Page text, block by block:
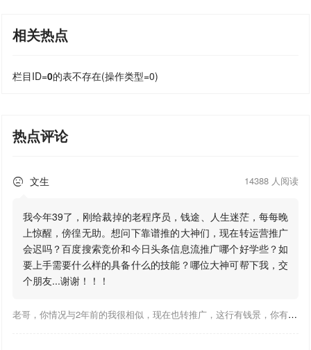
相关热点
栏目ID=0的表不存在(操作类型=0)
热点评论
 文生 14388 人阅读
我今年39了，刚给裁掉的老程序员，钱途、人生迷茫，每每晚
上惊醒，傍徨无助。想问下靠谱推的大神们，现在转运营推广
会迟吗？百度搜索竞价和今日头条信息流推广哪个好学些？如
要上手需要什么样的具备什么的技能？哪位大神可帮下我，交
个朋友...谢谢！！！
老哥，你情况与2年前的我很相似，现在也转推广，这行有钱景，你有基础上手会比较快，不必担心。至于学竞价还是信息流哪个好，我是信息流广告入手，现在迷上靠谱推关注大神们的营销推广干货。有空你也可多泡下这站，真能学到不少东西；希望可以帮到你！